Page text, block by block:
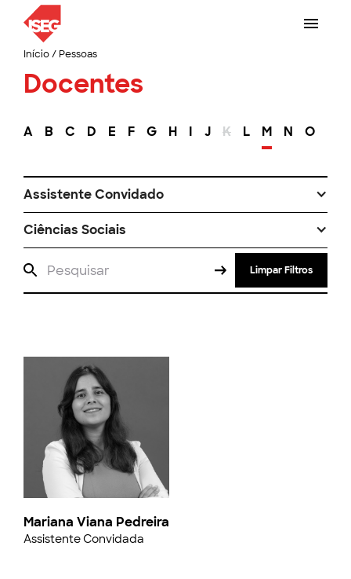
Início/ Pessoas
Docentes
A B C D E F G H I J K L M N O
Assistente Convidado
Ciências Sociais
Limpar Filtros
Mariana Viana Pedreira
Assistente Convidada